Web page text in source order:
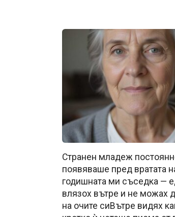
Странен младеж
появяваше пред вратата
годишната ми съседка —
влязох вътре и не можах
на очите сиВътре видях